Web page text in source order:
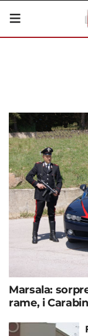
Marsala:
rame, i